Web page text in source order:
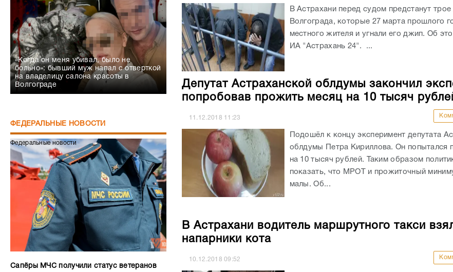
«Когда он меня убивал, было не
больно»: бывший муж напал с отверткой
на владелицу салона красоты в
Волгограде
ФЕДЕРАЛЬНЫЕ НОВОСТИ
Федеральные новости
Сапёры МЧС получили статус ветеранов
В Астрахани перед судом предстанут
Волгограда, которые 27 марта прошлого
местного жителя и угнали его джип. Об
ИА "Астрахань 24". ...
Депутат Астраханской облдумы закончил
попробовав прожить месяц на 10 тысяч
11.12.2018 11:23
Подошёл к концу эксперимент депутата
облдумы Петра Кириллова. Он попытался
на 10 тысяч рублей. Таким образом
показать, что МРОТ и прожиточный
малы. Об...
В Астрахани водитель маршрутного такси
напарники кота
10.12.201809:52